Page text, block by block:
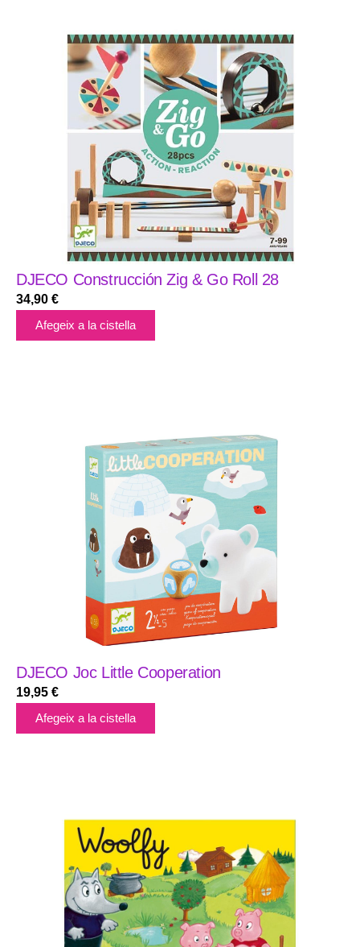
DJECO Construcción Zig & Go Roll 28
34,90 €
Afegeix a la cistella
DJECO Joc Little Cooperation
19,95 €
Afegeix a la cistella